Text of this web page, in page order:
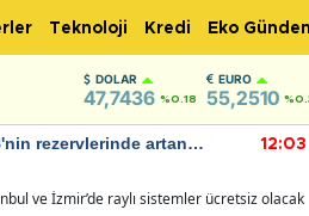
Teknoloji Kredi Eko
DOLAR
47,7436 %0.18
EURO
55,2510
rezervlerinde artan
12:03
ve İzmir’de raylı sistemler ücretsiz olacak